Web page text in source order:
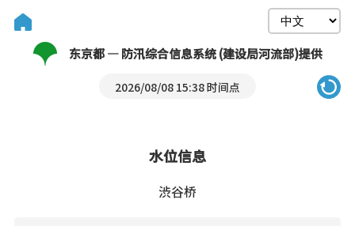
东京都 — 防汛综合信息系统 (建设局河流部)提供
2026/08/08 15:38 时间点
水位信息
渋谷桥